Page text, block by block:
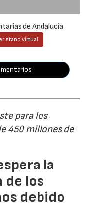
de Andalucía
stand virtual
para los
450 millones de
la
de los
debido